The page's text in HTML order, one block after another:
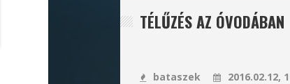
TÉLŰZÉS AZ ÓVODÁBAN
bataszek 2016.02.12,